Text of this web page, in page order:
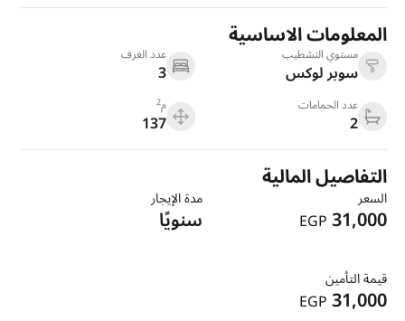
المعلومات الاساسية
مستوي التشطيب
سوبر لوكس
عدد الغرف
3
عدد الحمامات
2
م2
137
التفاصيل المالية
السعر
31,000
EGP
مدة الإيجار
سنويًا
قيمة التأمين
31,000
EGP